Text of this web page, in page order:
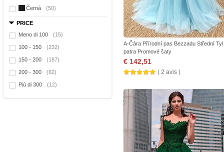
Černá (50)
PRICE
Meno di 100
(15)
100 - 150 (232)
150 - 200 (187)
200 - 300 (62)
Più di 300 (12)
A-Čára Přírodní pas Bezzadu Střední Tyl
patra Promové šaty
€ 142,51
( 2 avis )